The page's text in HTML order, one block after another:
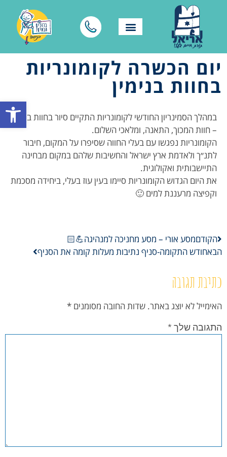
פתח
יום הכשרה לקומונריות
בחוות בנימין
במהלך הסמינריון החודשי לקומונריות התקיים סיור בחוות בנימין
– חוות המכוך, התאנה, ומלאכי השלום.
הקומונריות נפגשו עם בעלי החווה שסיפרו על המקום, חיבור
לתנ״ך ולאדמת ארץ ישראל והחשיבות שלהם במקום מבחינה
התיישבותית ואקולוגית.
את היום הגדוש הקומונריות סיימו בעין עוז בעלי, ביחידה מסכמת
וקפיצה מרעננת למים 🙂
הקודםמסע אורי – מסע מחניכה למנהיגה💪🏻
הבאחודש התקומה-סניף נתיבות מעלות קומה את הסניף
כתיבת תגובה
האימייל לא יוצג באתר. שדות החובה מסומנים *
התגובה שלך *